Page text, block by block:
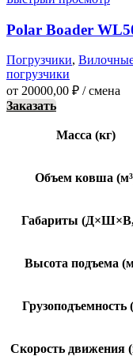
Polar Boader
Погрузчики,
погрузчики
от 20000,00 ₽ / смена
Заказать
Масса (кг)
Объем ковша
Габариты
Высота подъема
Грузоподъемность
Скорость движения